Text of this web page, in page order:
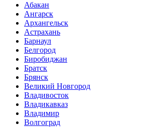
Абакан
Ангарск
Архангельск
Астрахань
Барнаул
Белгород
Биробиджан
Братск
Брянск
Великий Новгород
Владивосток
Владикавказ
Владимир
Волгоград